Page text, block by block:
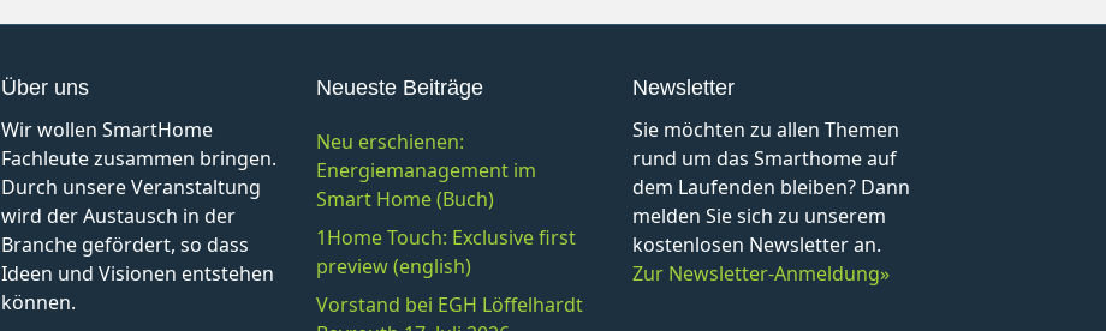
Über uns
Wir wollen SmartHome
Fachleute zusammen bringen.
Durch unsere Veranstaltung
wird der Austausch in der
Branche gefördert, so dass
Ideen und Visionen entstehen
können.
Neueste Beiträge
Neu erschienen:
Energiemanagement im
Smart Home (Buch)
1Home Touch: Exclusive first
preview (english)
Vorstand bei EGH Löffelhardt
Newsletter
Sie möchten zu allen Themen
rund um das Smarthome auf
dem Laufenden bleiben? Dann
melden Sie sich zu unserem
kostenlosen Newsletter an.
Zur Newsletter-Anmeldung»